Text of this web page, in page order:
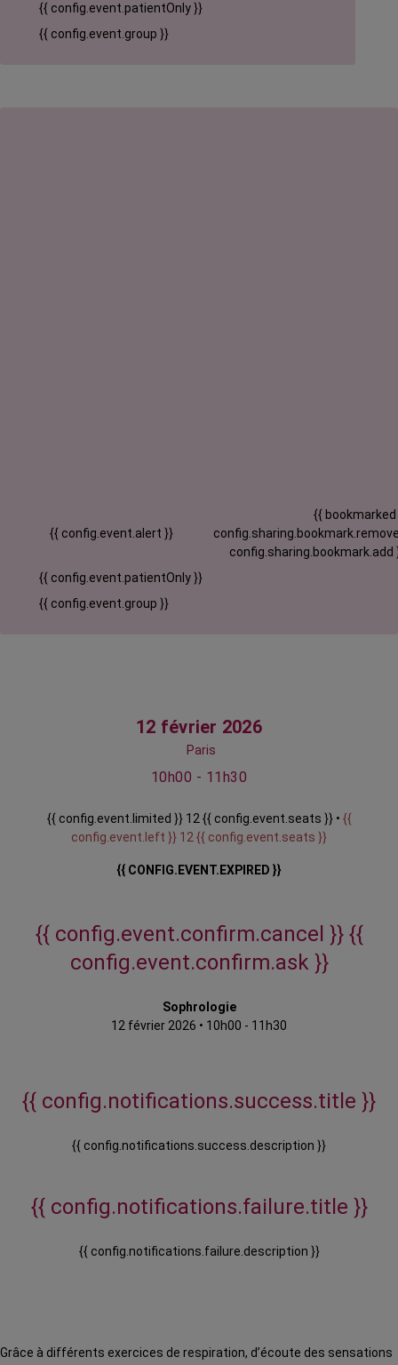
{{ config.event.patientOnly }}
{{ config.event.group }}
{{ config.event.alert }}
{{ bookmarked
config.sharing.bookmark.add
{{ config.event.patientOnly }}
{{ config.event.group }}
12 février 2026
Paris
10h00 - 11h30
{{ config.event.limited }} 12 {{ config.event.seats }} • {{
config.event.left }} 12 {{ config.event.seats }}
{{ CONFIG.EVENT.EXPIRED }}
{{ config.event.confirm.cancel }} {{
config.event.confirm.ask }}
Sophrologie
12 février 2026 • 10h00 - 11h30
{{ config.notifications.success.title }}
{{ config.notifications.success.description }}
{{ config.notifications.failure.title }}
{{ config.notifications.failure.description }}
Grâce à différents exercices de respiration, d’écoute des sensations